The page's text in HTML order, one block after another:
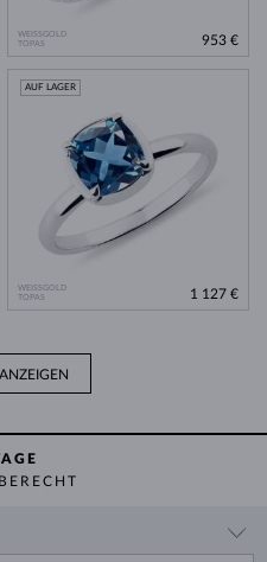
WEISSGOLD
TOPAS
953 €
WEISSGOLD
TOPAS
AUF LAGER
1 127 €